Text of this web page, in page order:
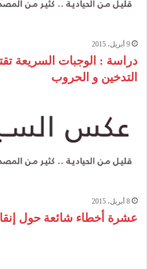
9 أبريل، 2015
دراسة : الوجبات السريعة
التدخين و الحروب
8 أبريل، 2015
عشرة أخطاء شائعة حول